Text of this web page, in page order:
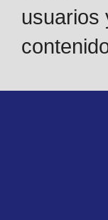
usuarios